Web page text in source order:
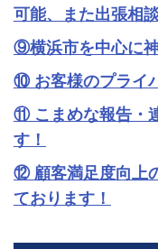
可能、また出張相
⑨横浜市を中心に
⑩ お客様のプライ
⑪ こまめな報告・
す！
⑫ 顧客満足度向上
ております！